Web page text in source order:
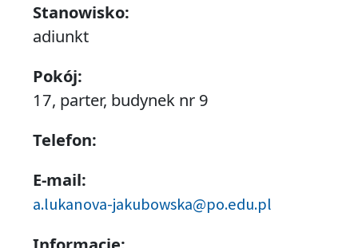
Stanowisko:
adiunkt
Pokój:
17, parter, budynek nr 9
Telefon:
E-mail:
a.lukanova-jakubowska@po.edu.pl